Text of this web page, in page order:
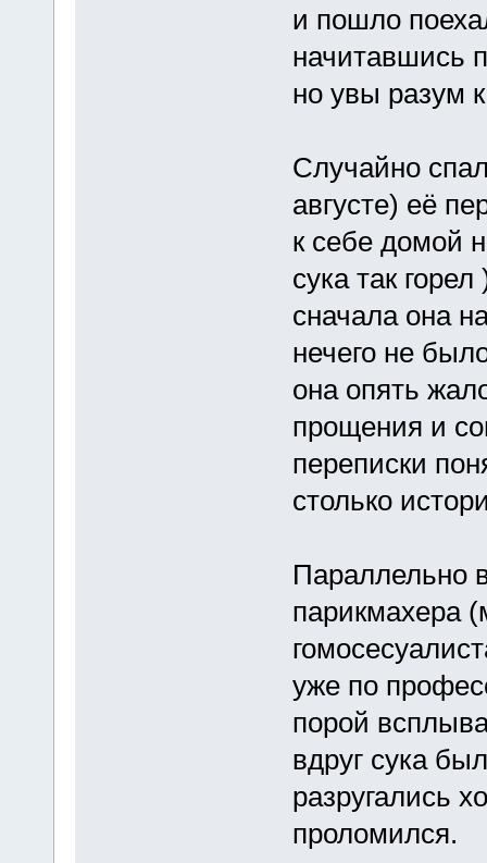
и пошло
начитавшись
но увы разум
Случайно
августе) её
к себе домой
сука так
сначала она
нечего не
она опять
прощения и
переписки
столько
Параллельно
парикмахера
уже по
порой
вдруг сука
разругались
проломился.